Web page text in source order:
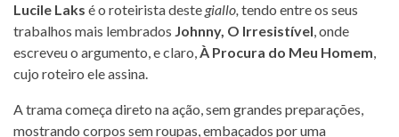
Lucile Laks é o roteirista deste giallo, tendo entre os seus
trabalhos mais lembrados Johnny, O Irresistível, onde
escreveu o argumento, e claro,À Procura do Meu Homem,
cujo roteiro ele assina.
A trama começa direto na ação, sem grandes preparações,
mostrando corpos sem roupas, embaçados por uma